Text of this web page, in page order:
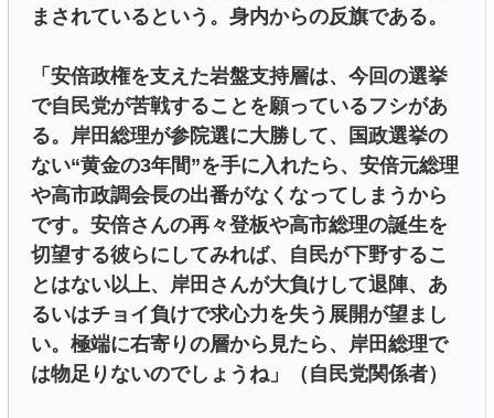
まされているという。身内からの反旗である。
「安倍政権を支えた岩盤支持層は、今回の選挙
で自民党が苦戦することを願っているフシがあ
る。岸田総理が参院選に大勝して、国政選挙の
ない“黄金の3年間”を手に入れたら、安倍元総理
や高市政調会長の出番がなくなってしまうから
です。安倍さんの再々登板や高市総理の誕生を
切望する彼らにしてみれば、自民が下野するこ
とはない以上、岸田さんが大負けして退陣、あ
るいはチョイ負けで求心力を失う展開が望まし
い。極端に右寄りの層から見たら、岸田総理で
は物足りないのでしょうね」（自民党関係者）